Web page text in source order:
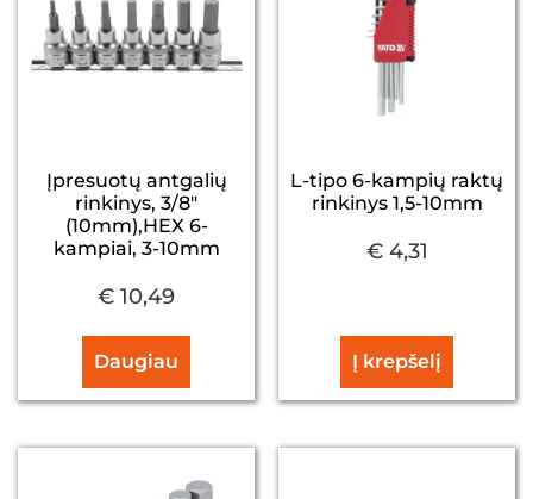
Įpresuotų antgalių
rinkinys, 3/8″
(10mm),HEX 6-
kampiai, 3-10mm
€ 10,49
Daugiau
L-tipo 6-kampių raktų
rinkinys 1,5-10mm
€4,31
Į krepšelį